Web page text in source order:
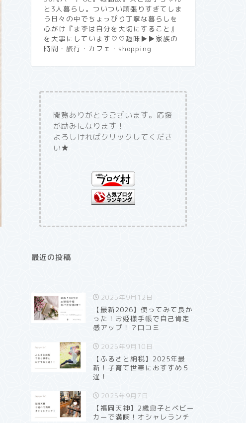
と3人暮らし。ついつい頑張りすぎてしま
う日々の中でちょっぴり丁寧な暮らしを
心がけ『まずは自分を大切にすること』
を大事にしています♡♡趣味▶︎▶︎家族の
時間・旅行・カフェ・shopping
閲覧ありがとうございます。応援
が励みになります！
よろしければクリックしてくださ
い★
最近の投稿
2025年9月12日
【最新2026】使ってみて良か
った！お姫様手帳で自己肯定
感アップ！？口コミ
2025年9月10日
【ふるさと納税】2025年最
新！子育て世帯におすすめ５
選！
2025年9月7日
【福岡天神】2歳息子とベビー
カーで満喫！オシャレランチ